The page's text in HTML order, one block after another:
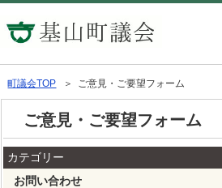
町議会TOP ＞ ご意見・ご要望フォーム
ご意見・ご要望フォーム
カテゴリー
お問い合わせ